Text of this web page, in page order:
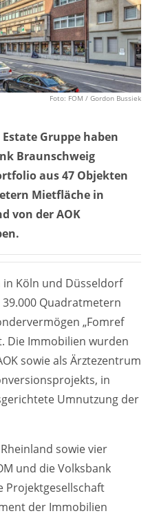
Foto: FOM / Gordon Bussiek
Gruppe haben
Braunschweig
aus 47 Objekten
Mietfläche in
von der AOK
Köln und Düsseldorf
Quadratmetern
„Fomref
Die Immobilien wurden
sowie als Ärztezentrum
in
Umnutzung der
sowie vier
und die Volksbank
Projektgesellschaft
der Immobilien